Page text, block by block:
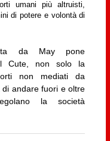
umani più altruisti,
di potere e volontà di
da May pone
Cute, non solo la
non mediati da
andare fuori e oltre
la società